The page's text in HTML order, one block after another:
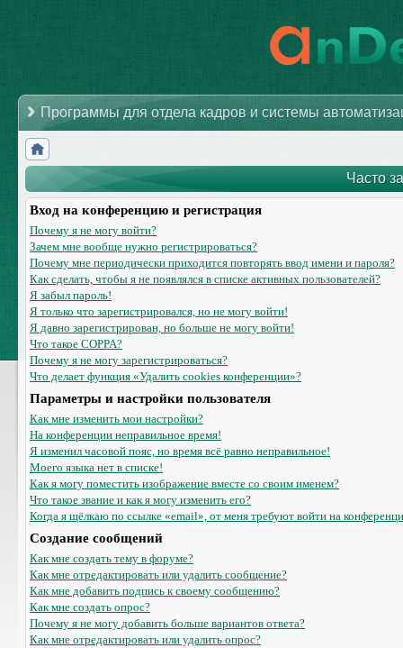
Программы для отдела кадров и системы
Часто
Вход на конференцию и регистрация
Почему я не могу войти?
Зачем мне вообще нужно регистрироваться?
Почему мне периодически приходится повторять ввод имени и пароля?
Как сделать, чтобы я не появлялся в списке активных пользователей?
Я забыл пароль!
Я только что зарегистрировался, но не могу войти!
Я давно зарегистрирован, но больше не могу войти!
Что такое COPPA?
Почему я не могу зарегистрироваться?
Что делает функция «Удалить cookies конференции»?
Параметры и настройки пользователя
Как мне изменить мои настройки?
На конференции неправильное время!
Я изменил часовой пояс, но время всё равно неправильное!
Моего языка нет в списке!
Как я могу поместить изображение вместе со своим именем?
Что такое звание и как я могу изменить его?
Когда я щёлкаю по ссылке «email», от меня требуют войти на
Создание сообщений
Как мне создать тему в форуме?
Как мне отредактировать или удалить сообщение?
Как мне добавить подпись к своему сообщению?
Как мне создать опрос?
Почему я не могу добавить больше вариантов ответа?
Как мне отредактировать или удалить опрос?